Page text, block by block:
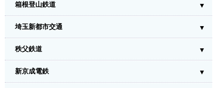
箱根登山鉄道
埼玉新都市交通
秩父鉄道
新京成電鉄